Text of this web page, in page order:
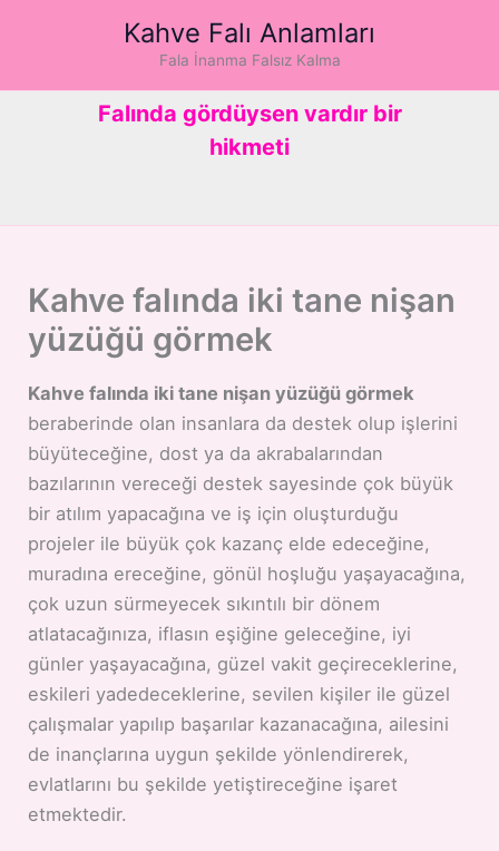
Kahve Falı Anlamları
Fala İnanma Falsız Kalma
Falında gördüysen vardır bir
hikmeti
Kahve falında iki tane nişan
yüzüğü görmek
Kahve falında iki tane nişan yüzüğü görmek
beraberinde olan insanlara da destek olup işlerini
büyüteceğine, dost ya da akrabalarından
bazılarının vereceği destek sayesinde çok büyük
bir atılım yapacağına ve iş için oluşturduğu
projeler ile büyük çok kazanç elde edeceğine,
muradına ereceğine, gönül hoşluğu yaşayacağına,
çok uzun sürmeyecek sıkıntılı bir dönem
atlatacağınıza, iflasın eşiğine geleceğine, iyi
günler yaşayacağına, güzel vakit geçireceklerine,
eskileri yadedeceklerine, sevilen kişiler ile güzel
çalışmalar yapılıp başarılar kazanacağına, ailesini
de inançlarına uygun şekilde yönlendirerek,
evlatlarını bu şekilde yetiştireceğine işaret
etmektedir.